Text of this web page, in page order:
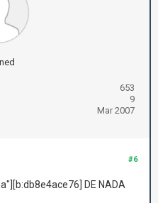
653
9
Mar 2007
#6
DE NADA